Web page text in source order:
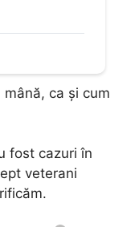
ca și cum
fost cazuri în
veterani